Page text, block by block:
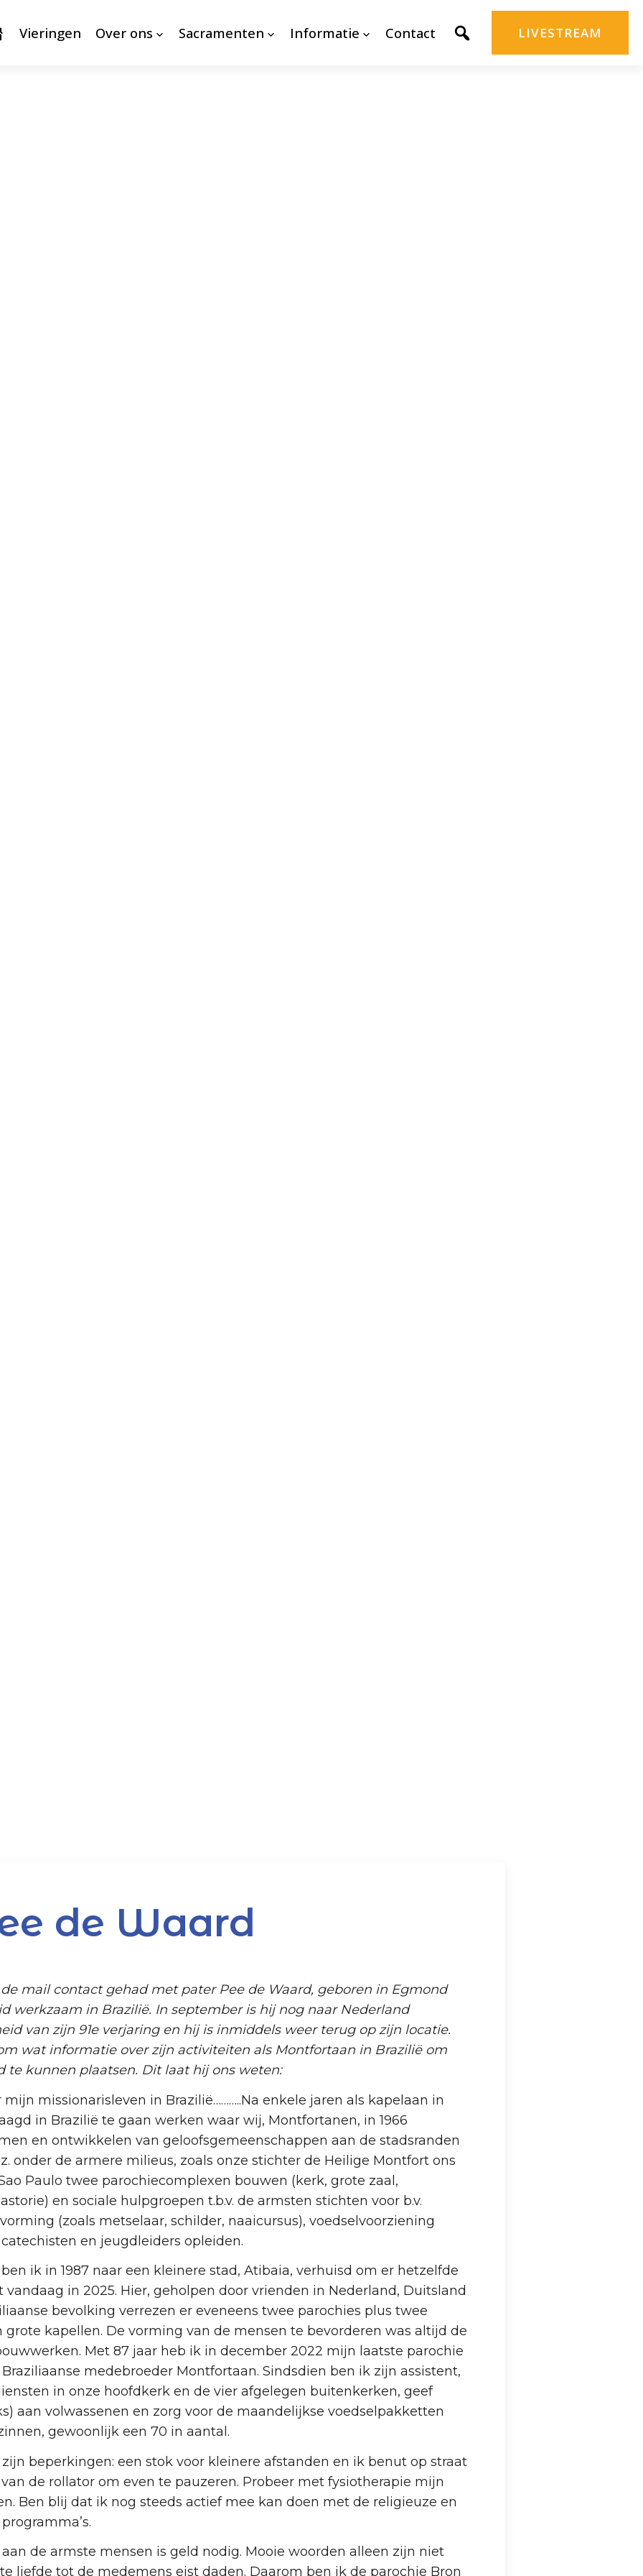
Vieringen Over ons Sacramenten Informatie Contact LIVESTREAM
de Waard
mail contact gehad met pater Pee de Waard, geboren in Egmond
werkzaam in Brazilië. In september is hij nog naar Nederland
van zijn 91e verjaring en hij is inmiddels weer terug op zijn locatie.
wat informatie over zijn activiteiten als Montfortaan in Brazilië om
te kunnen plaatsen. Dit laat hij ons weten:
missionarisleven in Brazilië………..Na enkele jaren als kapelaan in
in Brazilië te gaan werken waar wij, Montfortanen, in 1966
en ontwikkelen van geloofsgemeenschappen aan de stadsranden
onder de armere milieus, zoals onze stichter de Heilige Montfort ons
Paulo twee parochiecomplexen bouwen (kerk, grote zaal,
en sociale hulpgroepen t.b.v. de armsten stichten voor b.v.
(zoals metselaar, schilder, naaicursus), voedselvoorziening
en jeugdleiders opleiden.
ben ik in 1987 naar een kleinere stad, Atibaia, verhuisd om er hetzelfde
in 2025. Hier, geholpen door vrienden in Nederland, Duitsland
bevolking verrezen er eveneens twee parochies plus twee
kapellen. De vorming van de mensen te bevorderen was altijd de
Met 87 jaar heb ik in december 2022 mijn laatste parochie
medebroeder Montfortaan. Sindsdien ben ik zijn assistent,
in onze hoofdkerk en de vier afgelegen buitenkerken, geef
aan volwassenen en zorg voor de maandelijkse voedselpakketten
gewoonlijk een 70 in aantal.
beperkingen: een stok voor kleinere afstanden en ik benut op straat
de rollator om even te pauzeren. Probeer met fysiotherapie mijn
Ben blij dat ik nog steeds actief mee kan doen met de religieuze en
de armste mensen is geld nodig. Mooie woorden alleen zijn niet
liefde tot de medemens eist daden. Daarom ben ik de parochie Bron